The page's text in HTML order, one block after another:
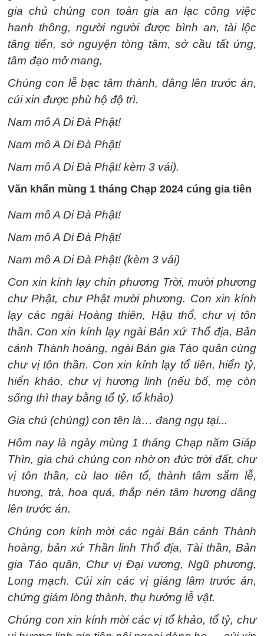
gia chủ chúng con toàn gia an lạc công việc
hanh thông, người người được bình an, tài lộc
tăng tiến, sở nguyện tòng tâm, sở cầu tất ứng,
tâm đạo mở mang,
Chúng con lễ bạc tâm thành, dâng lên trước án,
cúi xin được phù hộ độ trì.
Nam mô A Di Đà Phật!
Nam mô A Di Đà Phật!
Nam mô A Di Đà Phật! kèm 3 vái).
Văn khấn mùng 1 tháng Chạp 2024 cúng gia tiên
Nam mô A Di Đà Phật!
Nam mô A Di Đà Phật!
Nam mô A Di Đà Phật! (kèm 3 vái)
Con xin kính lạy chín phương Trời, mười phương
chư Phật, chư Phật mười phương. Con xin kính
lạy các ngài Hoàng thiên, Hậu thổ, chư vị tôn
thần. Con xin kính lạy ngài Bản xứ Thổ địa, Bản
cảnh Thành hoàng, ngài Bản gia Táo quân cùng
chư vị tôn thần. Con xin kính lạy tổ tiên, hiển tỷ,
hiển khảo, chư vị hương linh (nếu bố, mẹ còn
sống thì thay bằng tổ tỷ, tổ khảo)
Gia chủ (chúng) con tên là… đang ngụ tại...
Hôm nay là ngày mùng 1 tháng Chạp năm Giáp
Thìn, gia chủ chúng con nhờ ơn đức trời đất, chư
vị tôn thần, cù lao tiên tổ, thành tâm sắm lễ,
hương, trà, hoa quả, thắp nén tâm hương dâng
lên trước án.
Chúng con kính mời các ngài Bản cảnh Thành
hoàng, bản xứ Thần linh Thổ địa, Tài thần, Bản
gia Táo quân, Chư vị Đại vương, Ngũ phương,
Long mạch. Cúi xin các vị giáng lâm trước án,
chứng giám lòng thành, thụ hưởng lễ vật.
Chúng con xin kính mời các vị tổ khảo, tổ tỷ, chư